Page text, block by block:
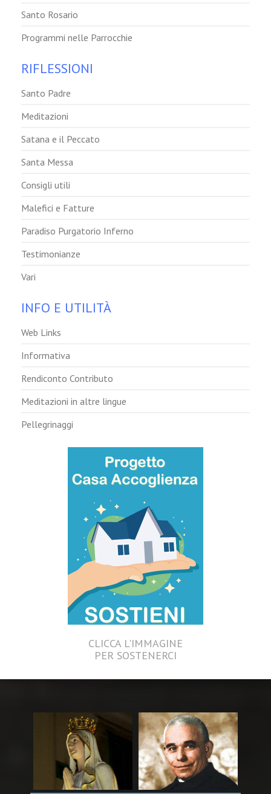
Santo Rosario
Programmi nelle Parrocchie
RIFLESSIONI
Santo Padre
Meditazioni
Satana e il Peccato
Santa Messa
Consigli utili
Malefici e Fatture
Paradiso Purgatorio Inferno
Testimonianze
Vari
INFO E UTILITÀ
Web Links
Informativa
Rendiconto Contributo
Meditazioni in altre lingue
Pellegrinaggi
CLICCA L'IMMAGINE
PER SOSTENERCI